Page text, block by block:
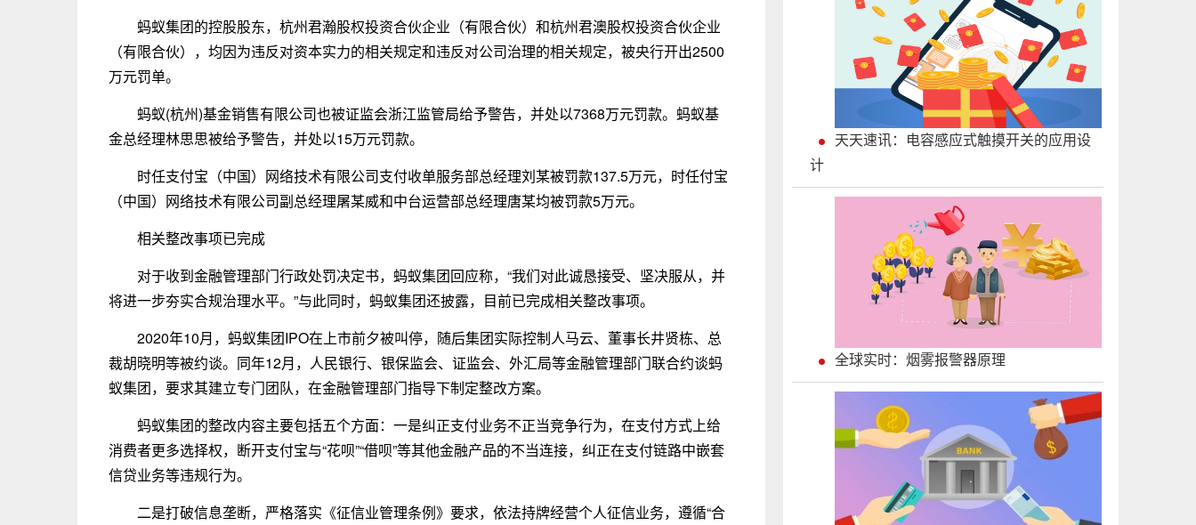
蚂蚁集团的控股股东，杭州君瀚股权投资合伙企业（有限合伙）和杭州君澳股权投资合伙企业
（有限合伙），均因为违反对资本实力的相关规定和违反对公司治理的相关规定，被央行开出2500
万元罚单。
蚂蚁(杭州)基金销售有限公司也被证监会浙江监管局给予警告，并处以7368万元罚款。蚂蚁基
金总经理林思思被给予警告，并处以15万元罚款。
时任支付宝（中国）网络技术有限公司支付收单服务部总经理刘某被罚款137.5万元，时任付宝
（中国）网络技术有限公司副总经理屠某威和中台运营部总经理唐某均被罚款5万元。
相关整改事项已完成
对于收到金融管理部门行政处罚决定书，蚂蚁集团回应称，“我们对此诚恳接受、坚决服从，并
将进一步夯实合规治理水平。”与此同时，蚂蚁集团还披露，目前已完成相关整改事项。
2020年10月，蚂蚁集团IPO在上市前夕被叫停，随后集团实际控制人马云、董事长井贤栋、总
裁胡晓明等被约谈。同年12月，人民银行、银保监会、证监会、外汇局等金融管理部门联合约谈蚂
蚁集团，要求其建立专门团队，在金融管理部门指导下制定整改方案。
蚂蚁集团的整改内容主要包括五个方面：一是纠正支付业务不正当竞争行为，在支付方式上给
消费者更多选择权，断开支付宝与“花呗”“借呗”等其他金融产品的不当连接，纠正在支付链路中嵌套
信贷业务等违规行为。
二是打破信息垄断，严格落实《征信业管理条例》要求，依法持牌经营个人征信业务，遵循“合
天天速讯：电容感应式触摸开关的应用设
计
全球实时：烟雾报警器原理